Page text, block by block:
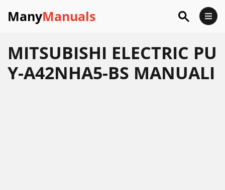
ManyManuals
MITSUBISHI ELECTRIC PU
Y-A42NHA5-BS MANUALI